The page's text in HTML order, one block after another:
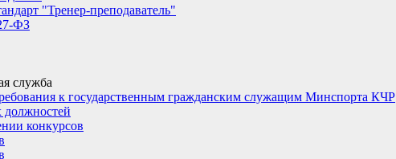
"Тренер-преподаватель"
ФЗ
служба
к государственным гражданским служащим Минспорта КЧР
должностей
конкурсов